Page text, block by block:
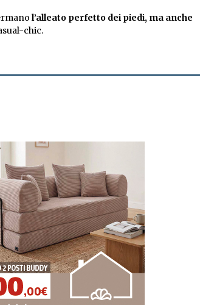
l’alleato perfetto dei piedi, ma anche
chic.